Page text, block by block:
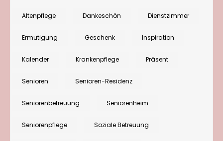
2022
Pflege
und
Inspirierend,
Altenpflege Dankeschön Dienstzimmer
Ermutigung Geschenk Inspiration
Kalender Krankenpflege Präsent
Senioren Senioren-Residenz
Seniorenbetreuung Seniorenheim
Seniorenpflege Soziale Betreuung